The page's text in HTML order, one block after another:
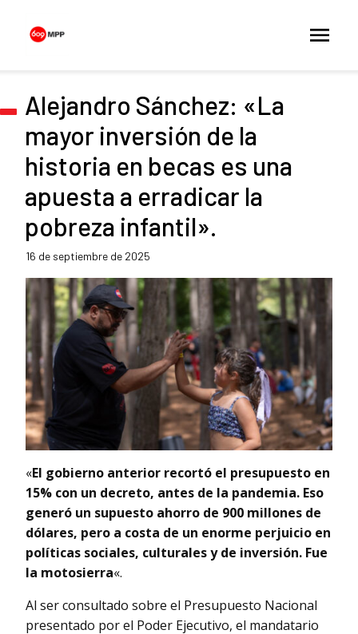
Alejandro Sánchez: «La
mayor inversión de la
historia en becas es una
apuesta a erradicar la
pobreza infantil».
16 de septiembre de 2025
«El gobierno anterior recortó el presupuesto en
15% con un decreto, antes de la pandemia. Eso
generó un supuesto ahorro de 900 millones de
dólares, pero a costa de un enorme perjuicio en
políticas sociales, culturales y de inversión. Fue
la motosierra«.
Al ser consultado sobre el Presupuesto Nacional
presentado por el Poder Ejecutivo, el mandatario